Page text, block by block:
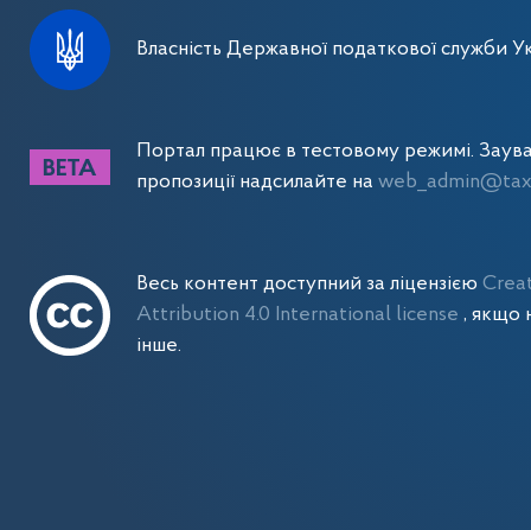
Власність Державної податкової служби
Портал працює в тестовому режимі.
пропозиції надсилайте на
Весь контент доступний за ліцензією
Attribution 4.0 International license , якщо
інше.